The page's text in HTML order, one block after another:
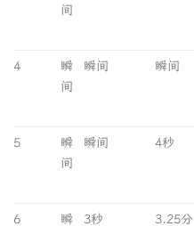
间
4
瞬
间
瞬间 瞬间
5
瞬
间
瞬间 4秒
6
瞬
3秒
3.25分